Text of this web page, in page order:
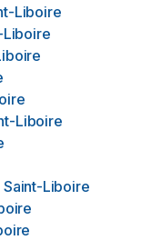
Liboire
Liboire
Liboire
Saint-Liboire